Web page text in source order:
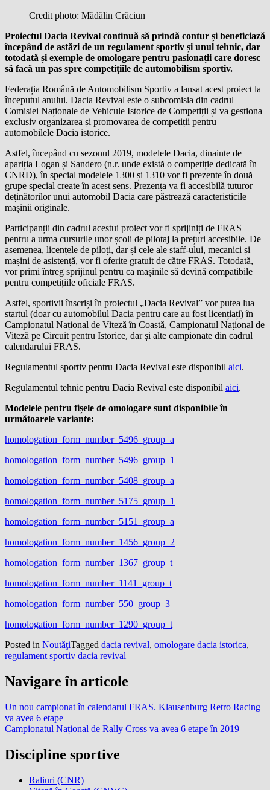
Credit photo: Mădălin Crăciun
Proiectul Dacia Revival continuă să prindă contur și beneficiază
începând de astăzi de un regulament sportiv și unul tehnic, dar
totodată și exemple de omologare pentru pasionații care doresc
să facă un pas spre competițiile de automobilism sportiv.
Federația Română de Automobilism Sportiv a lansat acest proiect la
începutul anului. Dacia Revival este o subcomisia din cadrul
Comisiei Naționale de Vehicule Istorice de Competiții și va gestiona
exclusiv organizarea și promovarea de competiții pentru
automobilele Dacia istorice.
Astfel, începând cu sezonul 2019, modelele Dacia, dinainte de
apariția Logan și Sandero (n.r. unde există o competiție dedicată în
CNRD), în special modelele 1300 și 1310 vor fi prezente în două
grupe special create în acest sens. Prezența va fi accesibilă tuturor
deținătorilor unui automobil Dacia care păstrează caracteristicile
mașinii originale.
Participanții din cadrul acestui proiect vor fi sprijiniți de FRAS
pentru a urma cursurile unor școli de pilotaj la prețuri accesibile. De
asemenea, licențele de piloți, dar și cele ale staff-ului, mecanici și
mașini de asistență, vor fi oferite gratuit de către FRAS. Totodată,
vor primi întreg sprijinul pentru ca mașinile să devină compatibile
pentru competițiile oficiale FRAS.
Astfel, sportivii înscriși în proiectul „Dacia Revival” vor putea lua
startul (doar cu automobilul Dacia pentru care au fost licențiați) în
Campionatul Național de Viteză în Coastă, Campionatul Național de
Viteză pe Circuit pentru Istorice, dar și alte campionate din cadrul
calendarului FRAS.
Regulamentul sportiv pentru Dacia Revival este disponibil aici.
Regulamentul tehnic pentru Dacia Revival este disponibil aici.
Modelele pentru fișele de omologare sunt disponibile în
următoarele variante:
homologation_form_number_5496_group_a
homologation_form_number_5496_group_1
homologation_form_number_5408_group_a
homologation_form_number_5175_group_1
homologation_form_number_5151_group_a
homologation_form_number_1456_group_2
homologation_form_number_1367_group_t
homologation_form_number_1141_group_t
homologation_form_number_550_group_3
homologation_form_number_1290_group_t
Posted in NoutăţiTagged dacia revival, omologare dacia istorica,
regulament sportiv dacia revival
Navigare în articole
Un nou campionat în calendarul FRAS. Klausenburg Retro Racing
va avea 6 etape
Campionatul Național de Rally Cross va avea 6 etape în 2019
Discipline sportive
Raliuri (CNR)